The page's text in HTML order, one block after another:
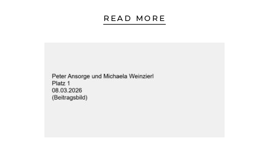
READ MORE